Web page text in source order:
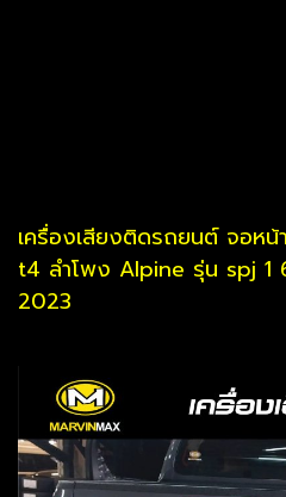
เครื่องเสียงติดรถยนต์ จอห
t4 ลำโพง Alpine รุ่น spj 1
2023